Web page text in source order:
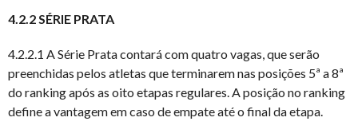
4.2.2 SÉRIE PRATA
4.2.2.1 A Série Prata contará com quatro vagas, que serão
preenchidas pelos atletas que terminarem nas posições 5ª a 8ª
do ranking após as oito etapas regulares. A posição no ranking
define a vantagem em caso de empate até o final da etapa.